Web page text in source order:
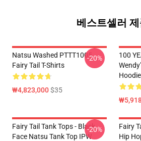
베스트셀러
Natsu Washed PTTT1005
Fairy Tail T-Shirts
₩4,823,000$35
-20%
100
Fairy Tail Tank Tops - Black
Face Natsu Tank Top IPW
-20%
Fairy
Hip